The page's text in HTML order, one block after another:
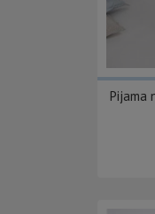
Pijama